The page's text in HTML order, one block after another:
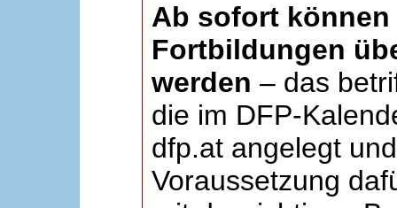
Ab sofort können
Fortbildungen
werden – das
die im DFP-
dfp.at angelegt
Voraussetzung